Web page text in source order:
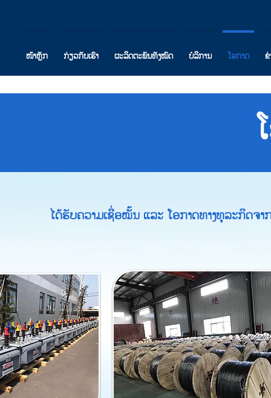
ໜ້າຫຼັກ ກ່ຽວກັບເຮົາ ຜະລິດຕະພັນທັງໝົດ ບໍລິການ ໂອກາດ
ໄດ້ຮັບຄວາມເຊື່ອໝັ້ນ ແລະ ໂອກາດທາງທຸລະກິດຈ